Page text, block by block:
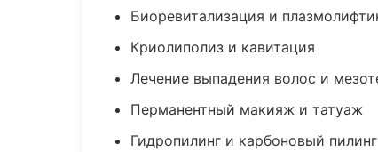
Биоревитализация и
Криолиполиз и кавитация
Лечение выпадения волос и
Перманентный макияж и татуаж
Гидропилинг и карбоновый пилинг